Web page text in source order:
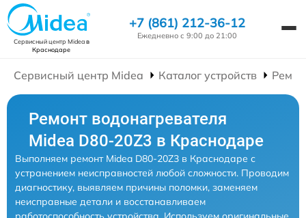
Сервисный центр Mideaв
Краснодаре
+7 (861) 212-36-12
Ежедневно с 9:00 до 21:00
Сервисный центр Midea Каталог устройств
Ремонт водонагревателя
Midea D80-20Z3 в Краснодаре
Выполняем ремонт Midea D80-20Z3 в Краснодаре с
устранением неисправностей любой сложности. Проводим
диагностику, выявляем причины поломки, заменяем
неисправные детали и восстанавливаем